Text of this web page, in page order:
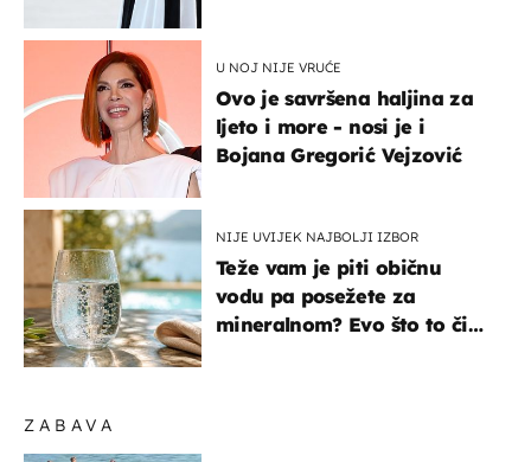
ZABAVA
U NOJ NIJE VRUĆE
Ovo je savršena haljina za
ljeto i more - nosi je i
Bojana Gregorić Vejzović
NIJE UVIJEK NAJBOLJI IZBOR
Teže vam je piti običnu
vodu pa posežete za
mineralnom? Evo što to čini